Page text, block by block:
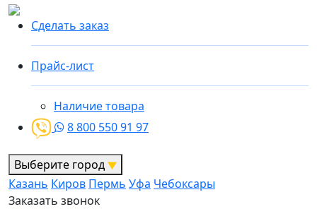
Сделать заказ
Прайс-лист
Наличие товара
8 800 550 91 97
Выберите город
Казань Киров Пермь Уфа Чебоксары
Заказать звонок